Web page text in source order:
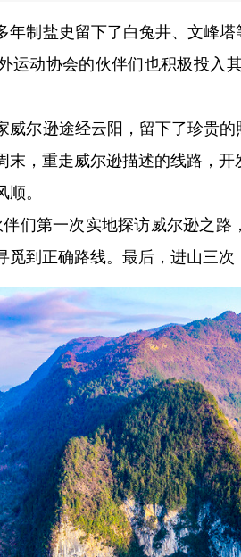
年制盐史留下了白兔井、文峰
运动协会的伙伴们也积极投入
威尔逊途经云阳，留下了珍贵
，重走威尔逊描述的线路，开
。
伴们第一次实地探访威尔逊之
到正确路线。最后，进山三次